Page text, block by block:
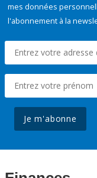
mes données
l'abonnement à la
Je m'abonne